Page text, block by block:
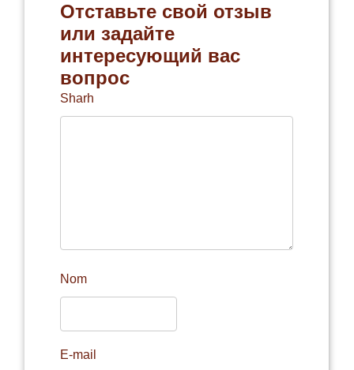
Отставьте свой отзыв
или задайте
интересующий вас
вопрос
Sharh
Nom
E-mail